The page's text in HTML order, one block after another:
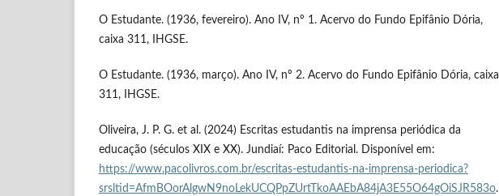
O Estudante. (1936, fevereiro). Ano IV, nº 1. Acervo do Fundo Epifânio Dória,
caixa 311, IHGSE.
O Estudante. (1936, março). Ano IV, nº 2. Acervo do Fundo Epifânio Dória, caixa
311, IHGSE.
Oliveira, J. P. G. et al. (2024) Escritas estudantis na imprensa periódica da
educação (séculos XIX e XX). Jundiaí: Paco Editorial. Disponível em:
https://www.pacolivros.com.br/escritas-estudantis-na-imprensa-periodica?
srsltid=AfmBOorAlgwN9noLekUCQPpZUrtTkoAAEbA84jA3E55O64gOiSJR583o.